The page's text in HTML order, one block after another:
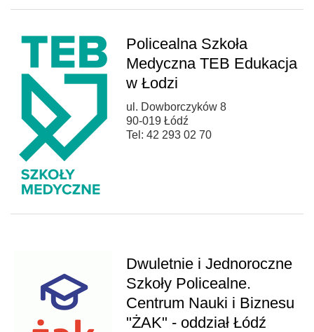
Policealna Szkoła
Medyczna TEB Edukacja
w Łodzi
ul. Dowborczyków 8
90-019 Łódź
Tel: 42 293 02 70
Dwuletnie i Jednoroczne
Szkoły Policealne.
Centrum Nauki i Biznesu
"ŻAK" - oddział Łódź